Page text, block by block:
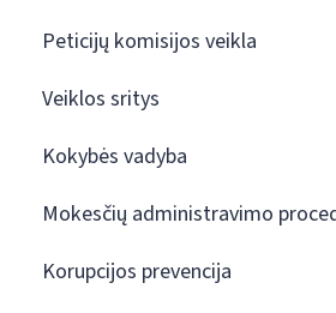
Peticijų komisijos veikla
Veiklos sritys
Kokybės vadyba
Mokesčių administravimo
Korupcijos prevencija